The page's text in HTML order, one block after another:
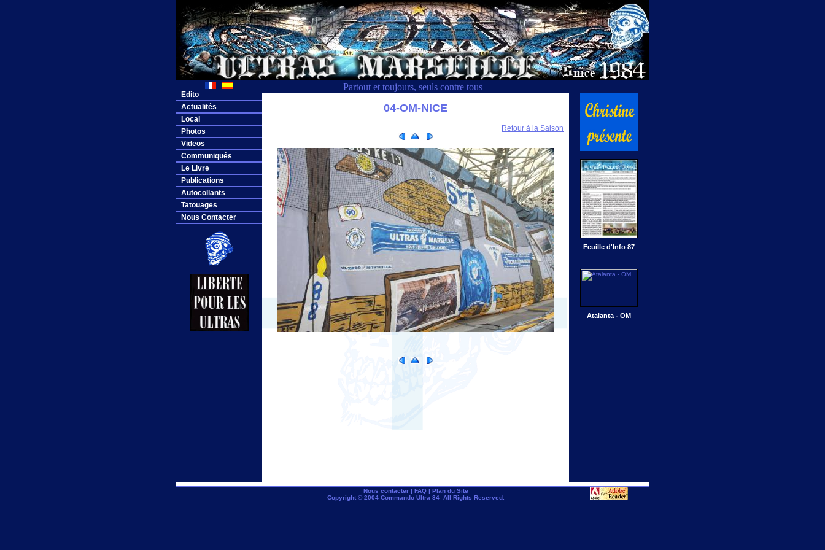
Partout et toujours, seuls contre tous
Edito
Actualités
Local
Photos
Videos
Communiqués
Le Livre
Publications
Autocollants
Tatouages
Nous Contacter
04-OM-NICE
Retour à la Saison
Feuille d'Info 87
Atalanta - OM
Nous contacter| FAQ| Plan du Site
Copyright © 2004 Commando Ultra 84 All Rights Reserved.